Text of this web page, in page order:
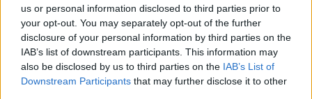
us or personal information disclosed to third parties prior to
your opt-out. You may separately opt-out of the further
disclosure of your personal information by third parties on the
IAB’s list of downstream participants. This information may
also be disclosed by us to third parties on the IAB’s List of
Downstream Participants that may further disclose it to other
2015 / 06 / 16 Tovább